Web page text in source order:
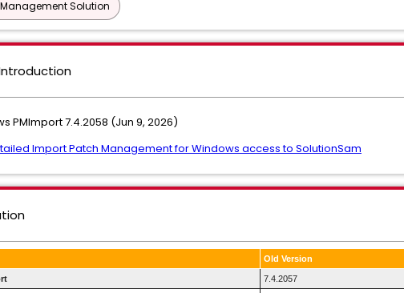
Solution
PMImport 7.4.2058 (Jun 9, 2026)
Import Patch Management for Windows access to SolutionSam
Old Version
7.4.2057